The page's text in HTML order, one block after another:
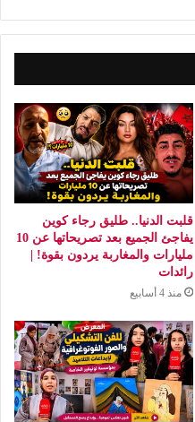
قلبت الدنيا.. طليق رجاء كوين
يفاجئ الجميع بعد تصريحاتها عن 10
مليارات والمغاربة يردون بقوة! |
رائدات
منذ 4 أسابيع